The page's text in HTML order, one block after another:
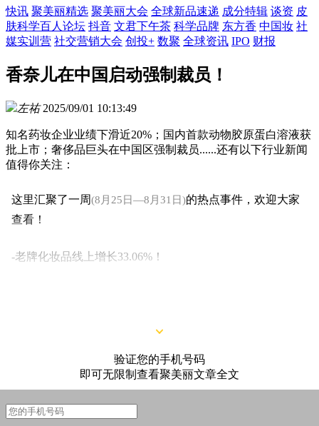
快讯 聚美丽精选 聚美丽大会 全球新品速递 成分特辑 谈资 皮
肤科学百人论坛 抖音 文君下午茶 科学品牌 东方香 中国妆 社
媒实训营 社交营销大会 创投+ 数聚 全球资讯 IPO 财报
香奈儿在中国启动强制裁员！
左祐 2025/09/01 10:13:49
知名药妆企业业绩下滑近20%；国内首款动物胶原蛋白溶液获
批上市；奢侈品巨头在中国区强制裁员......还有以下行业新闻
值得你关注：
这里汇聚了一周(8月25日—8月31日)的热点事件，欢迎大家
查看！
-老牌化妆品线上增长33.06%！
验证您的手机号码
即可无限制查看聚美丽文章全文